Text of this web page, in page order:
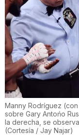
Manny Rodríguez
sobre Gary Antońo
la derecha, se
(Cortesía / Jay Najar)